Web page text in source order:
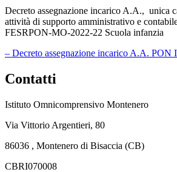
Decreto assegnazione incarico A.A., unica
attività di supporto amministrativo e
FESRPON-MO-2022-22 Scuola infanzia
– Decreto assegnazione incarico A.A. PON
Contatti
Istituto Omnicomprensivo Montenero
Via Vittorio Argentieri, 80
86036 , Montenero di Bisaccia (CB)
CBRI070008